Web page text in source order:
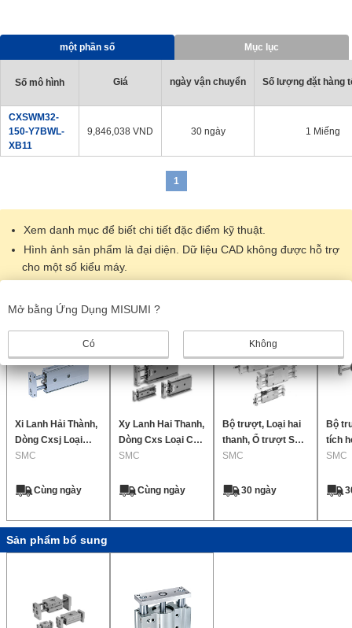
một phần số Mục lục
Số mô hình Giá ngày vận chuyển Số lượng đặt hàng
CXSWM32-
150-Y7BWL-
XB11
9,846,038 VND 30 ngày 1 Miếng
1
Xem danh mục để biết chi tiết đặc điểm kỹ thuật.
Hình ảnh sản phẩm là đại diện. Dữ liệu CAD không được hỗ trợ
cho một số kiểu máy.
Sản phẩm giống nhau
Xi Lanh Hải Thành,
Dòng Cxsj Loại
Nhỏ Gọn
SMC
Cùng ngày
Xy Lanh Hai Thanh,
Dòng Cxs Loại Cơ
Bản
SMC
Cùng ngày
Bộ trượt, Loại hai
thanh, Ổ trượt Sê-
ri CX2
SMC
30 ngày
Bộ
tích
trượt
SMC
Sản phẩm bổ sung
Mở bằng Ứng Dụng MISUMI ?
Có Không